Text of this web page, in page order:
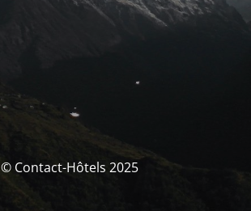
© Contact-Hôtels 2025